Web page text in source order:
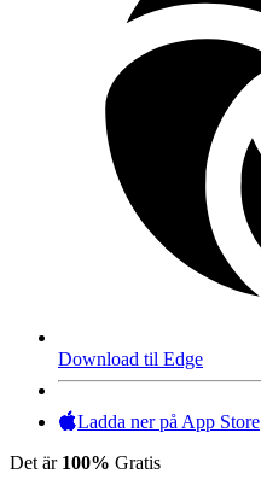
Download til Edge
Ladda ner på App Store
Det är 100% Gratis